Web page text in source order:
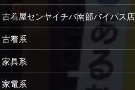
古着屋センヤイチバ南部バイパス店
古着系
家具系
家電系